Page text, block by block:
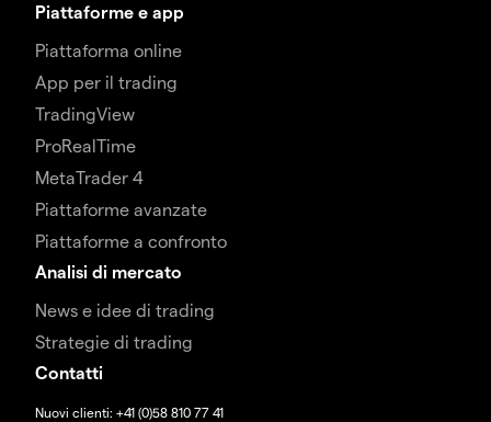
Piattaforme e app
Piattaforma online
App per il trading
TradingView
ProRealTime
MetaTrader 4
Piattaforme avanzate
Piattaforme a confronto
Analisi di mercato
News e idee di trading
Strategie di trading
Contatti
Nuovi clienti: +41 (0)58 810 77 41